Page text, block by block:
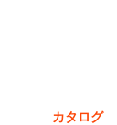
カタログ